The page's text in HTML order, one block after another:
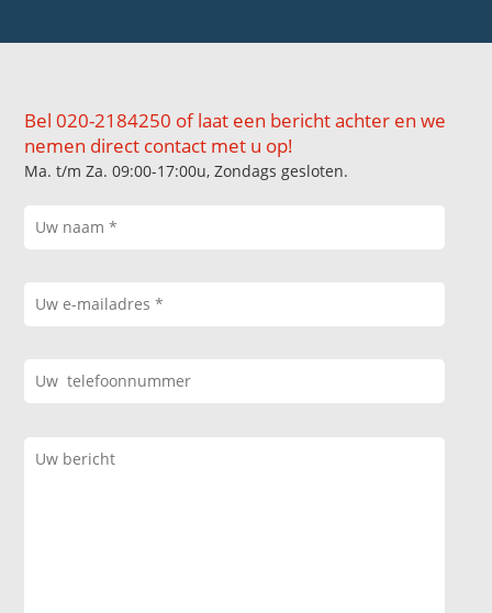
Bel 020-2184250 of laat een bericht achter en we
nemen direct contact met u op!
Ma. t/m Za. 09:00-17:00u, Zondags gesloten.